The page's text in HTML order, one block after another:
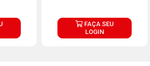
FAÇA SEU
LOGIN